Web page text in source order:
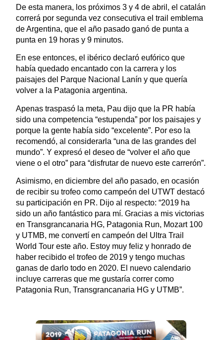
De esta manera, los próximos 3 y 4 de abril, el catalán
correrá por segunda vez consecutiva el trail emblema
de Argentina, que el año pasado ganó de punta a
punta en 19 horas y 9 minutos.
En ese entonces, el ibérico declaró eufórico que
había quedado encantado con la carrera y los
paisajes del Parque Nacional Lanín y que quería
volver a la Patagonia argentina.
Apenas traspasó la meta, Pau dijo que la PR había
sido una competencia “estupenda” por los paisajes y
porque la gente había sido “excelente”. Por eso la
recomendó, al considerarla “una de las grandes del
mundo”. Y expresó el deseo de “volver el año que
viene o el otro” para “disfrutar de nuevo este carrerón”.
Asimismo, en diciembre del año pasado, en ocasión
de recibir su trofeo como campeón del UTWT destacó
su participación en PR. Dijo al respecto: “2019 ha
sido un año fantástico para mí. Gracias a mis victorias
en Transgrancanaria HG, Patagonia Run, Mozart 100
y UTMB, me convertí en campeón del Ultra Trail
World Tour este año. Estoy muy feliz y honrado de
haber recibido el trofeo de 2019 y tengo muchas
ganas de darlo todo en 2020. El nuevo calendario
incluye carreras que me gustaría correr como
Patagonia Run, Transgrancanaria HG y UTMB”.